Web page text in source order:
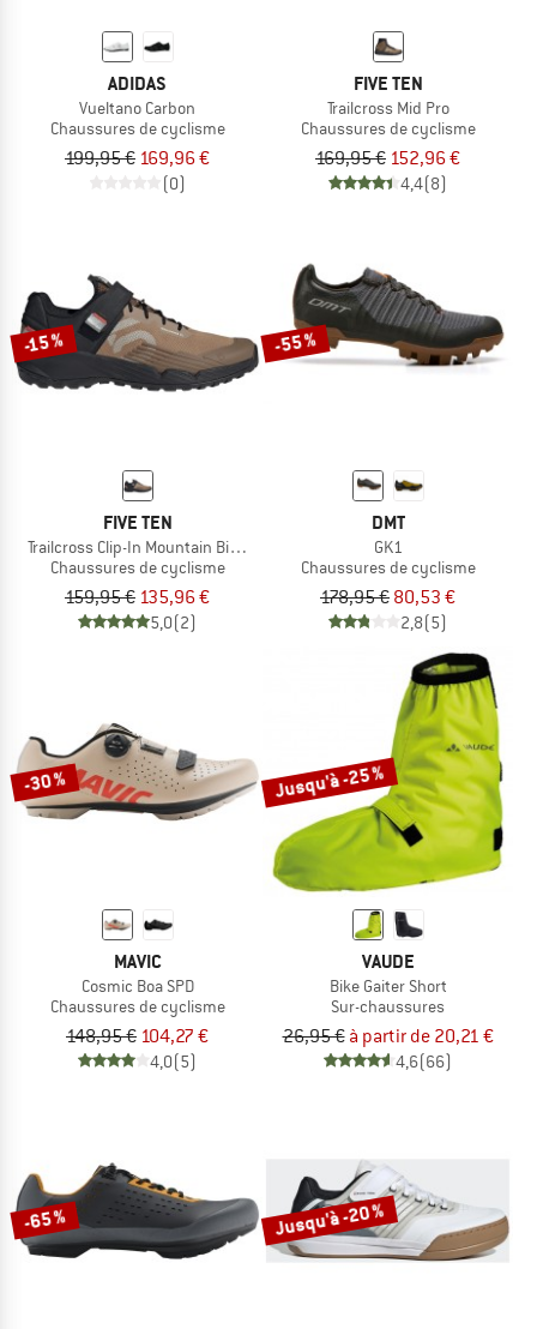
ADIDAS
Vueltano Carbon
Chaussures de cyclisme
199,95 € 169,96 €
(0)
FIVE TEN
Trailcross Mid Pro
Chaussures de cyclisme
169,95 € 152,96 €
4,4(8)
-15 %
FIVE TEN
Trailcross Clip-In Mountain Biking Shoes
Chaussures de cyclisme
159,95 € 135,96 €
5,0(2)
-55 %
DMT
GK1
Chaussures de cyclisme
178,95 € 80,53 €
2,8(5)
-30 %
MAVIC
Cosmic Boa SPD
Chaussures de cyclisme
148,95 € 104,27 €
4,0(5)
Jusqu'à -25 %
VAUDE
Bike Gaiter Short
Sur-chaussures
26,95 € à partir de 20,21 €
4,6(66)
-65 % Jusqu'à -20 %